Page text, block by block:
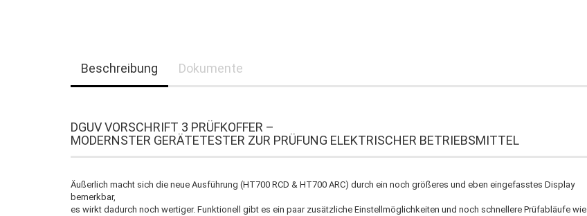
Beschreibung Dokumente
DGUV VORSCHRIFT 3 PRÜFKOFFER –
MODERNSTER GERÄTETESTER ZUR PRÜFUNG ELEKTRISCHER BETRIEBSMITTEL
Äußerlich macht sich die neue Ausführung (HT700 RCD & HT700 ARC) durch ein noch größeres und eben eingefasstes Display
bemerkbar,
es wirkt dadurch noch wertiger. Funktionell gibt es ein paar zusätzliche Einstellmöglichkeiten und noch schnellere Prüfabläufe wie